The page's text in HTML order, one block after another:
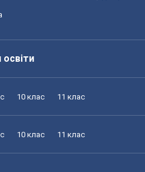
10 клас 11 клас
10 клас 11 клас